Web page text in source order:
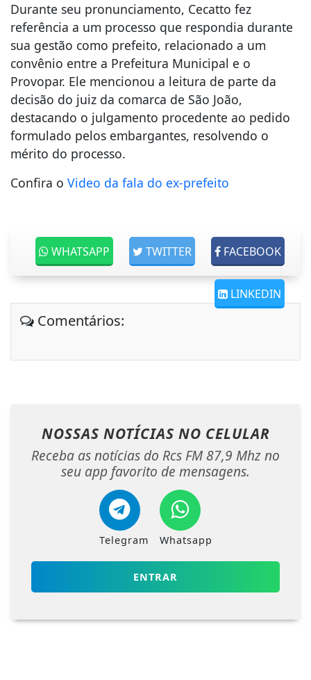
Durante seu pronunciamento, Cecatto fez
referência a um processo que respondia durante
sua gestão como prefeito, relacionado a um
convênio entre a Prefeitura Municipal e o
Provopar. Ele mencionou a leitura de parte da
decisão do juiz da comarca de São João,
destacando o julgamento procedente ao pedido
formulado pelos embargantes, resolvendo o
mérito do processo.
Confira o Video da fala do ex-prefeito
FACEBOOK
TWITTER
WHATSAPP
LINKEDIN
Comentários:
NOSSAS NOTÍCIAS NO CELULAR
Receba as notícias do Rcs FM 87,9 Mhz no
seu app favorito de mensagens.
Telegram Whatsapp
ENTRAR